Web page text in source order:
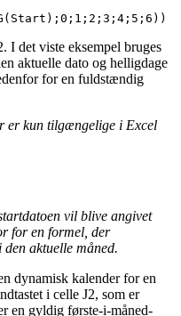
I det viste eksempel bruges
aktuelle dato og helligdage
for en fuldstændig
er kun tilgængelige i Excel
vil blive angivet
for en formel, der
aktuelle måned.
dynamisk kalender for en
i celle J2, som er
en gyldig første-i-måned-